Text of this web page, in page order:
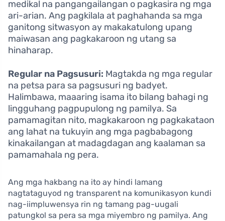
medikal na pangangailangan o pagkasira ng mga
ari-arian. Ang pagkilala at paghahanda sa mga
ganitong sitwasyon ay makakatulong upang
maiwasan ang pagkakaroon ng utang sa
hinaharap.
Regular na Pagsusuri: Magtakda ng mga regular
na petsa para sa pagsusuri ng badyet.
Halimbawa, maaaring isama ito bilang bahagi ng
lingguhang pagpupulong ng pamilya. Sa
pamamagitan nito, magkakaroon ng pagkakataon
ang lahat na tukuyin ang mga pagbabagong
kinakailangan at madagdagan ang kaalaman sa
pamamahala ng pera.
Ang mga hakbang na ito ay hindi lamang
nagtataguyod ng transparent na komunikasyon kundi
nag-iimpluwensya rin ng tamang pag-uugali
patungkol sa pera sa mga miyembro ng pamilya. Ang